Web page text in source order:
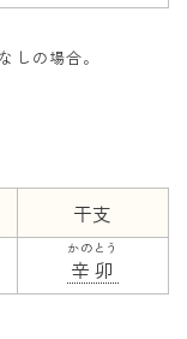
の場合。
干支
辛卯
かのとう